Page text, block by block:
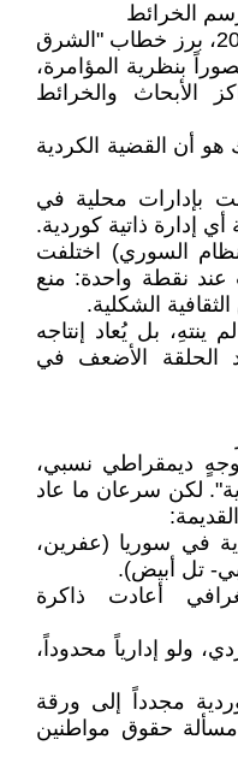
مع اندلاع الثورات العربية عام 2011، برز خطاب "الشرق
بنظرية المؤامرة،
الأبحاث والخرائط
هو أن القضية الكردية
بإدارات محلية في
إدارة ذاتية كوردية.
السوري) اختلفت
عند نقطة واحدة: منع
الشكلية.
بل يُعاد إنتاجه
الحلقة الأضعف في
ديمقراطي نسبي،
لكن سرعان ما عاد
في سوريا (عفرين،
تل أبيض).
أعادت ذاكرة
ولو إدارياً محدوداً،
مجدداً إلى ورقة
مسألة حقوق مواطنين